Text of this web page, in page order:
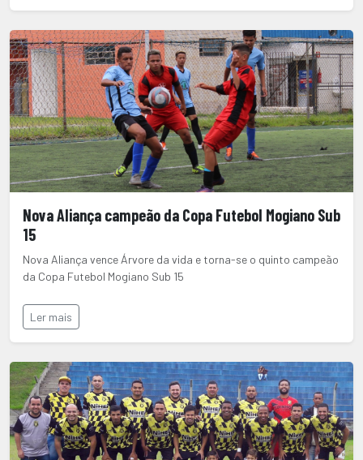
Nova Aliança campeão da Copa Futebol Mogiano Sub
15
Nova Aliança vence Árvore da vida e torna-se o quinto campeão
da Copa Futebol Mogiano Sub 15
Ler mais